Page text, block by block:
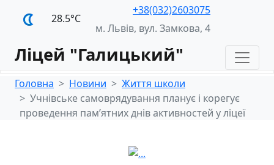
28.5°С
+38(032)2603075
м. Львів, вул. Замкова, 4
Ліцей "Галицький"
Головна Новини
Життя школи
Учнівське самоврядування планує і корегує
проведення пам’ятних днів активностей у ліцеї